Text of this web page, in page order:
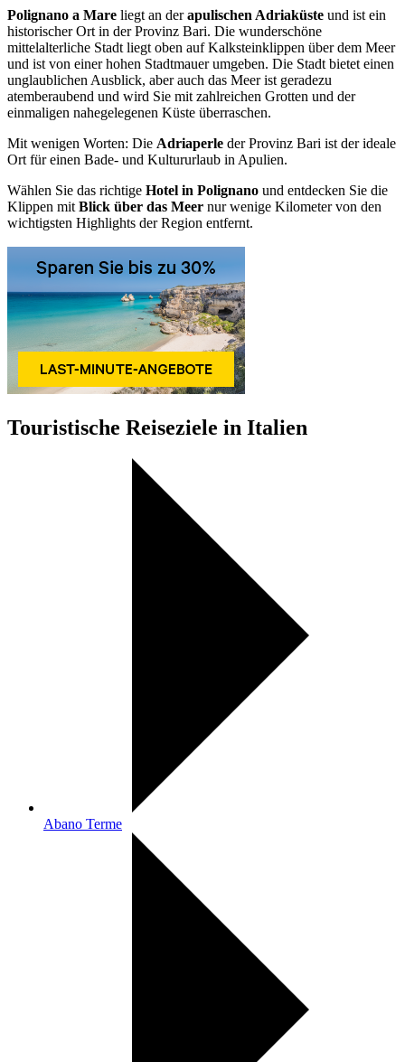
Polignano a Mare liegt an derapulischen Adriaküste und ist ein
historischer Ort in der Provinz Bari. Die wunderschöne
mittelalterliche Stadt liegt oben auf Kalksteinklippen über dem Meer
und ist von einer hohen Stadtmauer umgeben. Die Stadt bietet einen
unglaublichen Ausblick, aber auch das Meer ist geradezu
atemberaubend und wird Sie mit zahlreichen Grotten und der
einmaligen nahegelegenen Küste überraschen.
Mit wenigen Worten: Die Adriaperle der Provinz Bari ist der ideale
Ort für einen Bade- und Kultururlaub in Apulien.
Wählen Sie das richtige Hotel in Polignano und entdecken Sie die
Klippen mit Blick über das Meer nur wenige Kilometer von den
wichtigsten Highlights der Region entfernt.
Touristische Reiseziele in Italien
Abano Terme